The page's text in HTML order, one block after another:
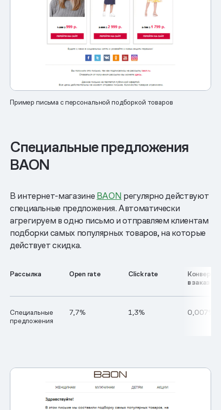
Пример письма с персональной подборкой товаров
Специальные предложения
BAON
В интернет-магазине BAON регулярно действуют
специальные предложения. Автоматически
агрегируем в одно письмо и отправляем клиентам
подборки самых популярных товаров, на которые
действует скидка.
Рассылка Open rate Click rate
в заказ
Специальные
предложения
7,7% 1,3% 0,007%